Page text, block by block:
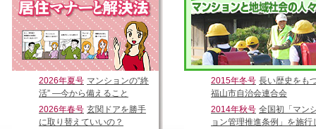
2026年夏号 マンションの“終
活” ―今から備えること
2026年春号 玄関ドアを勝手
に取り替えていいの？
2015年冬号 長い歴史をも
福山市自治会連合会
2014年秋号 全国初「マン
ョン管理推進条例」を施行